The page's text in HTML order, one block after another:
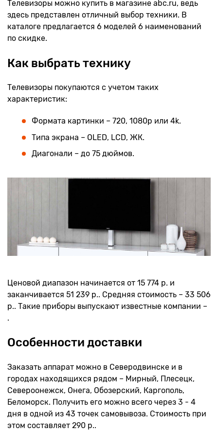
Телевизоры можно купить в магазине abc.ru, ведь
здесь представлен отличный выбор техники. В
каталоге предлагается 6 моделей 6 наименований
по скидке.
Как выбрать технику
Телевизоры покупаются с учетом таких
характеристик:
Формата картинки – 720, 1080р или 4k.
Типа экрана – OLED, LCD, ЖК.
Диагонали – до 75 дюймов.
Ценовой диапазон начинается от 15 774 р. и
заканчивается 51 239 р.. Средняя стоимость – 33 506
р.. Такие приборы выпускают известные компании –
.
Особенности доставки
Заказать аппарат можно в Северодвинске и в
городах находящихся рядом – Мирный, Плесецк,
Североонежск, Онега, Обозерский, Каргополь,
Беломорск. Получить его можно всего через 3 - 4
дня в одной из 43 точек самовывоза. Стоимость при
этом составляет 290 р..